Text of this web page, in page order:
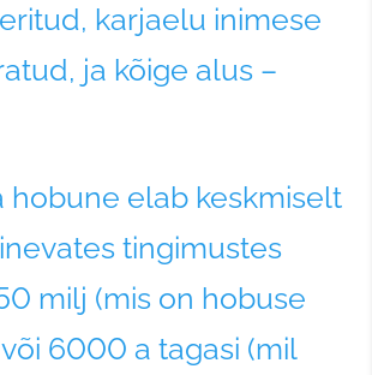
karjaelu inimese
ja kõige alus –
hobune elab keskmiselt
tingimustes
milj (mis on hobuse
6000 a tagasi (mil